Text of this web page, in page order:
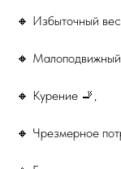
🔸 Избыточный
🔸
🔸 Курение 🚬,
🔸 Чрезмерное